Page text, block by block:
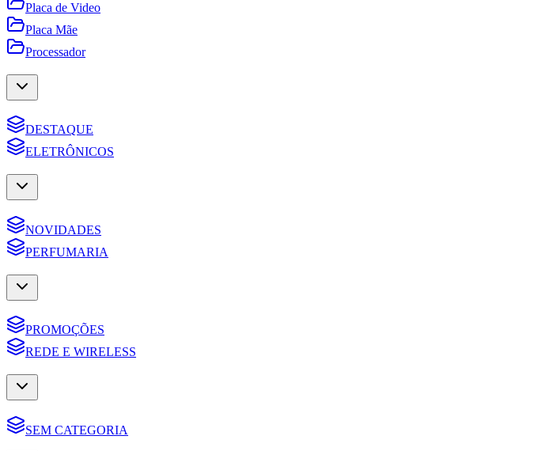
Placa de Video
Placa Mãe
Processador
DESTAQUE
ELETRÔNICOS
NOVIDADES
PERFUMARIA
PROMOÇÕES
REDE E WIRELESS
SEM CATEGORIA